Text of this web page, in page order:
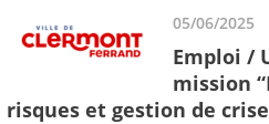
05/06/2025
Emploi /
mission
risques et gestion de